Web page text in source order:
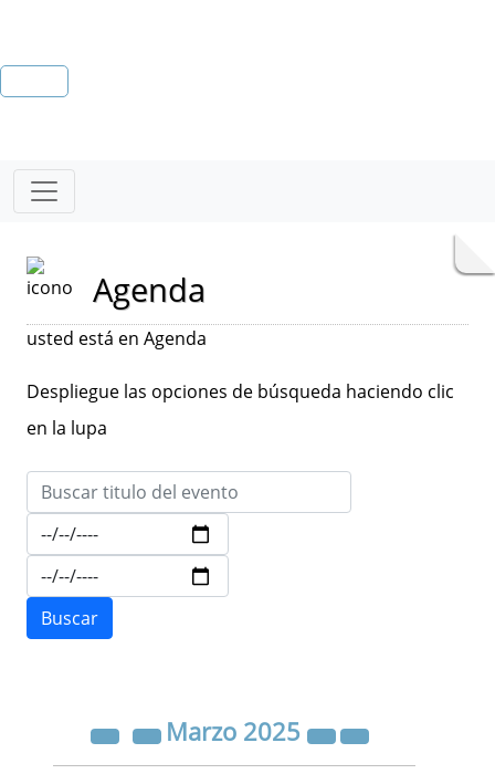
Agenda
usted está en Agenda
Despliegue las opciones de búsqueda haciendo clic
en la lupa
Marzo 2025